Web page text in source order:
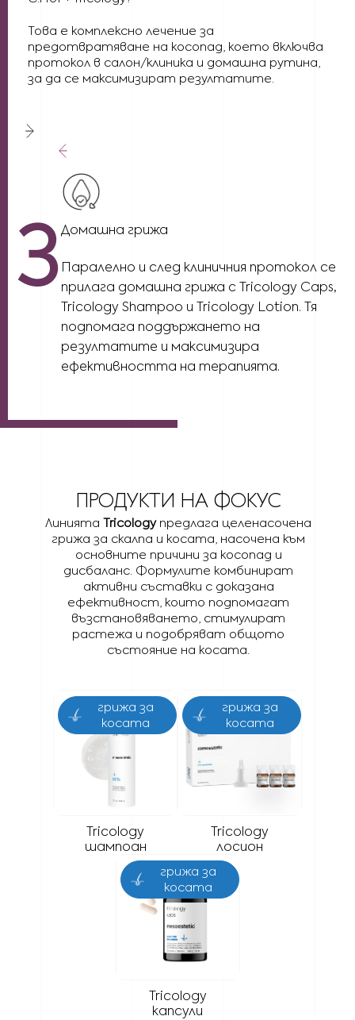
Това е комплексно лечение за
предотвратяване на косопад, което включва
протокол в салон/клиника и домашна рутина,
за да се максимизират резултатите.
3Домашна грижа
Паралелно и след клиничния протокол се
прилага домашна грижа с Tricology Caps,
Tricology Shampoo и Tricology Lotion. Тя
подпомага поддържането на
резултатите и максимизира
ефективността на терапията.
ПРОДУКТИ НА ФОКУС
Линията Tricologyпредлага целенасочена
грижа за скалпа и косата, насочена към
основните причини за косопад и
дисбаланс. Формулите комбинират
активни съставки с доказана
ефективност, които подпомагат
възстановяването, стимулират
растежа и подобряват общото
състояние на косата.
грижа за
косата
Tricology
шампоан
ГРИЖА ЗА
сички типове
коса/скалп
225 мл
грижа за
косата
Tricology
лосион
ГРИЖА ЗА
КОСАТА
зона скалп
опаковка 8 x 5 мл
грижа за
косата
Tricology
капсули
ГРИЖА ЗА
КОСАТА
тип кожа всички
капсули